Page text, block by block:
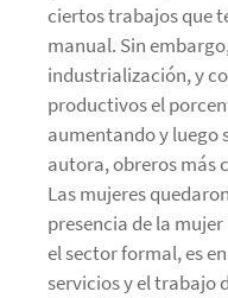
ciertos trabajos que
manual. Sin
industrialización, y
productivos el
aumentando y luego
autora, obreros más
Las mujeres
presencia de la
el sector formal, es
servicios y el trabajo